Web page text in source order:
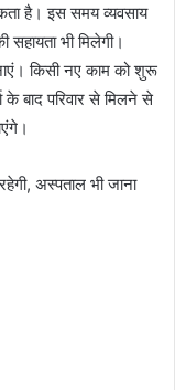
है। इस समय व्यवसाय
भी मिलेगी।
किसी नए काम को शुरू
के बाद परिवार से मिलने से
अस्पताल भी जाना